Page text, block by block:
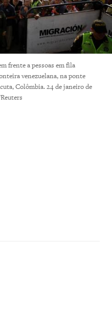
frente a pessoas em fila
venezuelana, na ponte
Colômbia. 24 de janeiro de